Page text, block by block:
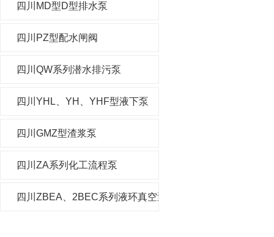
四川MD型D型排水泵
四川PZ型配水闸阀
四川QW系列潜水排污泵
四川YHL、YH、YHF型液下泵
四川GMZ型渣浆泵
四川ZA系列化工流程泵
四川ZBEA、2BEC系列液环真空泵及压缩机